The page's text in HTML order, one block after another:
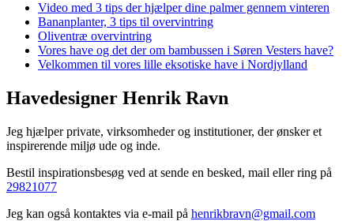
Video med 3 tips der hjælper dine palmer gennem vinteren
Bananplanter, 3 tips til overvintring
Oliventræ overvintring
Vores have og det der om bambussen i Søren Vesters have?
Velkommen til vores lille eksotiske have i Nordjylland
Havedesigner Henrik Ravn
Jeg hjælper private, virksomheder og institutioner, der ønsker et
inspirerende miljø ude og inde.
Bestil inspirationsbesøg ved at sende en besked, mail eller ring på
29821077
Jeg kan også kontaktes via e-mail på henrikbravn@gmail.com